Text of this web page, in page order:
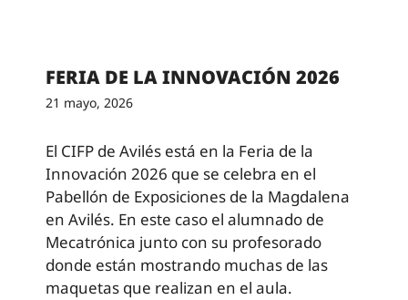
FERIA DE LA INNOVACIÓN 2026
21 mayo, 2026
El CIFP de Avilés está en la Feria de la
Innovación 2026 que se celebra en el
Pabellón de Exposiciones de la Magdalena
en Avilés. En este caso el alumnado de
Mecatrónica junto con su profesorado
donde están mostrando muchas de las
maquetas que realizan en el aula.